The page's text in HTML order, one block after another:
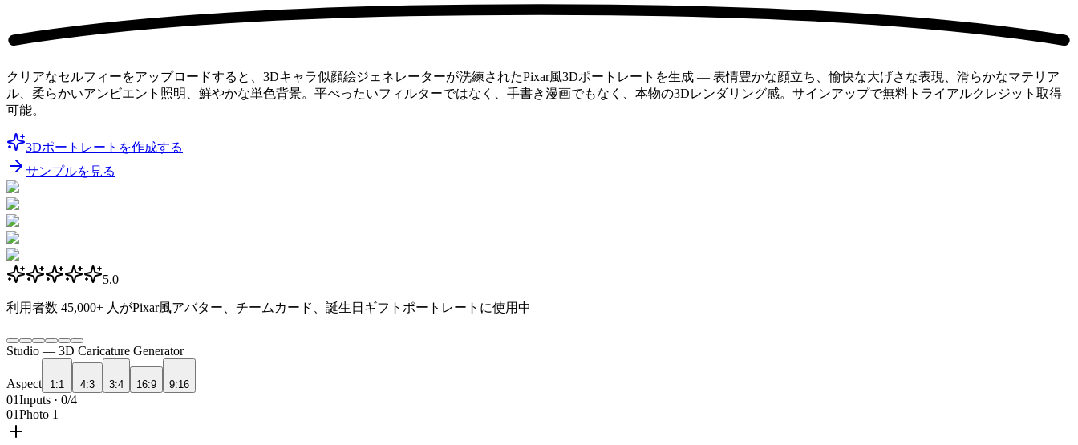
クリアなセルフィーをアップロードすると、3Dキャラ似顔絵ジェネレーターが洗練されたPixar風3Dポートレートを生成 — 表情豊かな顔立ち、愉快な大げさな表現、滑らかなマテリア
ル、柔らかいアンビエント照明、鮮やかな単色背景。平べったいフィルターではなく、手書き漫画でもなく、本物の3Dレンダリング感。サインアップで無料トライアルクレジット取得
可能。
3Dポートレートを作成する
サンプルを見る
5.0
利用者数 45,000+ 人がPixar風アバター、チームカード、誕生日ギフトポートレートに使用中
Studio — 3D Caricature Generator
Aspect 1:1 4:3 3:4 16:9 9:16
01Inputs · 0/4
01Photo 1